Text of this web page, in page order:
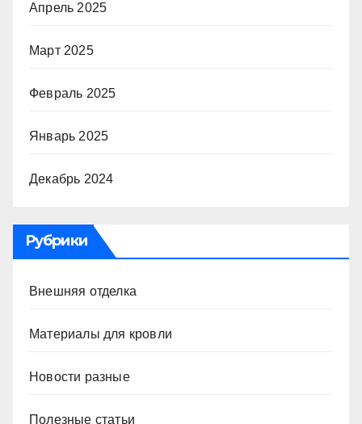
Апрель 2025
Март 2025
Февраль 2025
Январь 2025
Декабрь 2024
Рубрики
Внешняя отделка
Материалы для кровли
Новости разные
Полезные статьи